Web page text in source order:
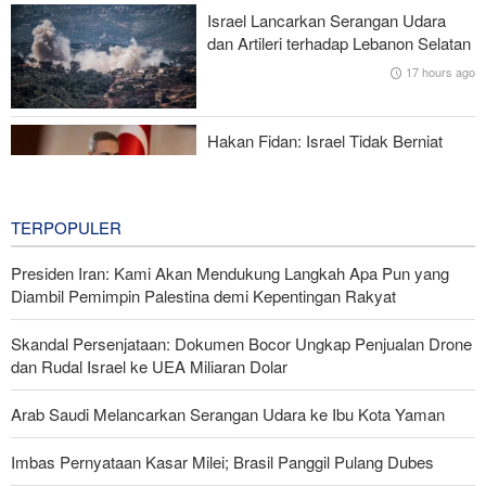
Impor Mana Pun di Kawasan
Mengapa AS Nyaris Kehabisan Senjata dalam perang melawan
Iran?
Israel Lancarkan Serangan Udara
dan Artileri terhadap Lebanon Selatan
17 hours ago
Hakan Fidan: Israel Tidak Berniat
TERPOPULER
Presiden Iran: Kami Akan Mendukung Langkah Apa Pun yang
Diambil Pemimpin Palestina demi Kepentingan Rakyat
Skandal Persenjataan: Dokumen Bocor Ungkap Penjualan Drone
dan Rudal Israel ke UEA Miliaran Dolar
Arab Saudi Melancarkan Serangan Udara ke Ibu Kota Yaman
Imbas Pernyataan Kasar Milei; Brasil Panggil Pulang Dubes